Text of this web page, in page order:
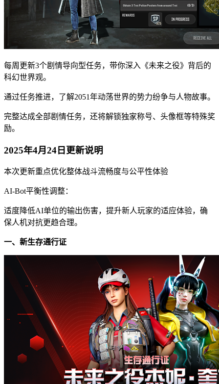
每周更新3个剧情导向型任务，带你深入《未来之役》背后的
科幻世界观。
通过任务推进，了解2051年动荡世界的势力纷争与人物故事。
完整达成全部剧情任务，还将解锁独家称号、头像框等特殊奖
励。
2025年4月24日更新说明
本次更新重点优化整体战斗流畅度与公平性体验
AI-Bot平衡性调整：
适度降低AI单位的输出伤害，提升新人玩家的适应体验，确
保人机对抗更趋合理。
一、新生存通行证